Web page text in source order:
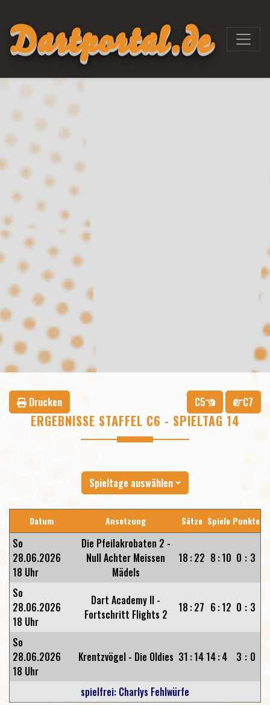
Dartportal.de
Drucken C5 C7
ERGEBNISSE STAFFEL C6 - SPIELTAG 14
Spieltage auswählen
Datum Ansetzung Sätze Spiele Punkte
So
28.06.2026
18 Uhr
Die Pfeilakrobaten 2 -
Null Achter Meissen
Mädels
18 :22 8 :10 0 : 3
So
28.06.2026
18 Uhr
Dart Academy II -
Fortschritt Flights 2
18 :27 6 :12 0 : 3
So
28.06.2026
18 Uhr
Krentzvögel - Die Oldies 31 :14 14:4 3 : 0
spielfrei: Charlys Fehlwürfe